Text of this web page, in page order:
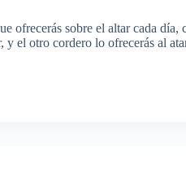
ofrecerás sobre el altar cada día,
y el otro cordero lo ofrecerás al